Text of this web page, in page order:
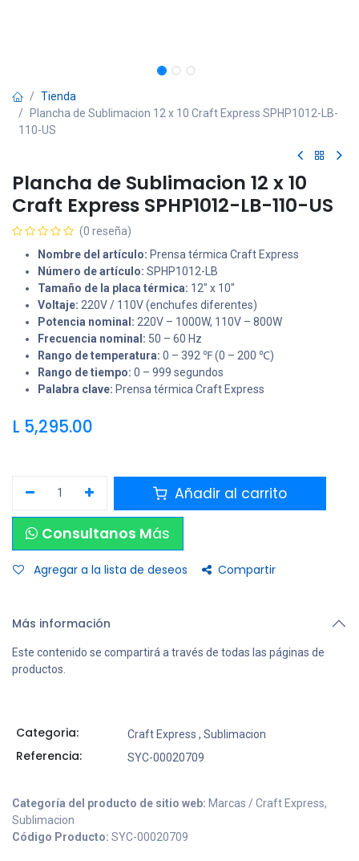
Tienda
Plancha de Sublimacion 12 x 10 Craft Express SPHP1012-LB-
110-US
Plancha de Sublimacion 12 x 10
Craft Express SPHP1012-LB-110-US
(0 reseña)
Nombre del artículo: Prensa térmica Craft Express
Número de artículo: SPHP1012-LB
Tamaño de la placa térmica: 12" x 10"
Voltaje: 220V / 110V (enchufes diferentes)
Potencia nominal: 220V – 1000W, 110V – 800W
Frecuencia nominal: 50 – 60 Hz
Rango de temperatura: 0 – 392 ℉ (0 – 200 ℃)
Rango de tiempo: 0 – 999 segundos
Palabra clave: Prensa térmica Craft Express
L 5,295.00
Añadir al carrito
Consultanos Más
Agregar a la lista de deseos Compartir
Más información
Este contenido se compartirá a través de todas las páginas de
productos.
Categoria: Craft Express , Sublimacion
Referencia: SYC-00020709
Categoría del producto de sitio web: Marcas / Craft Express,
Sublimacion
Código Producto: SYC-00020709